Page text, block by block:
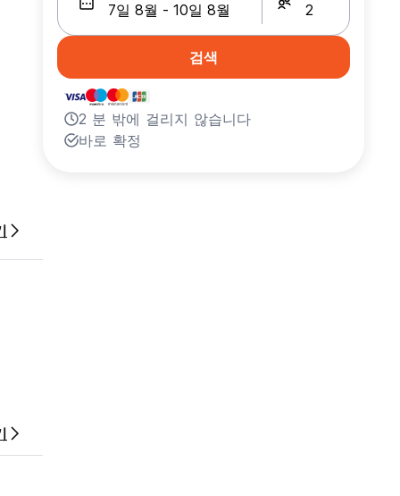
검색
2 분 밖에 걸리지 않습니다
바로 확정